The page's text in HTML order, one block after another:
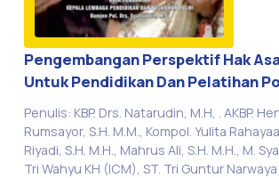
Pengembangan Perspektif Hak
Untuk Pendidikan Dan Pelatihan
Penulis: KBP. Drs. Natarudin, M.H, . AKBP.
Rumsayor, S.H. M.M., Kompol. Yulita
Riyadi, S.H. M.H., Mahrus Ali, S.H. M.H., M.
Tri Wahyu KH (ICM), ST. Tri Guntur Narwaya